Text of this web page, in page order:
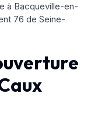
à Bacqueville-en-
76 de Seine-